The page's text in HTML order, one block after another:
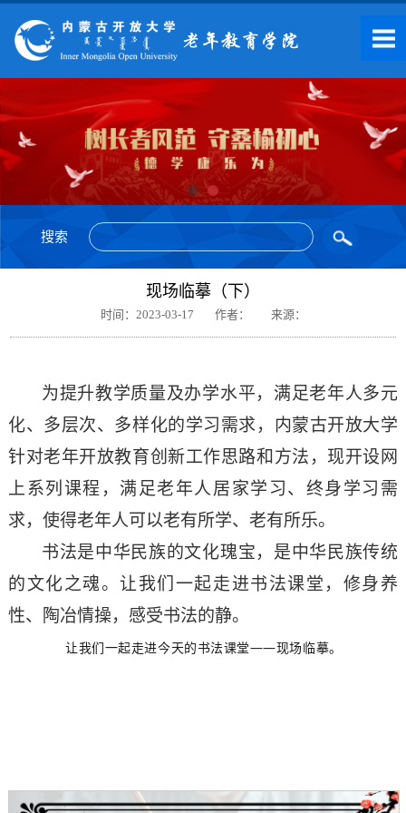
搜索
现场临摹（下）
时间：2023-03-17 作者： 来源：
为提升教学质量及办学水平，满足老年人多元
化、多层次、多样化的学习需求，内蒙古开放大学
针对老年开放教育创新工作思路和方法，现开设网
上系列课程，满足老年人居家学习、终身学习需
求，使得老年人可以老有所学、老有所乐。
书法是中华民族的文化瑰宝，是中华民族传统
的文化之魂。让我们一起走进书法课堂，修身养
性、陶冶情操，感受书法的静。
让我们一起走进今天的书法课堂——现场临摹。